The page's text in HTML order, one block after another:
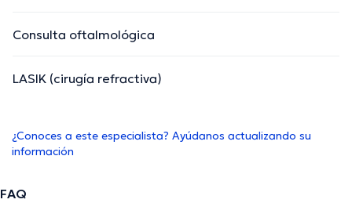
Consulta oftalmológica
LASIK (cirugía refractiva)
¿Conoces a este especialista? Ayúdanos actualizando su
información
FAQ